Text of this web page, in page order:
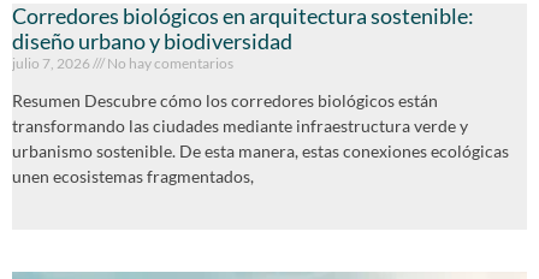
Corredores biológicos en arquitectura sostenible:
diseño urbano y biodiversidad
julio 7, 2026 No hay comentarios
Resumen Descubre cómo los corredores biológicos están
transformando las ciudades mediante infraestructura verde y
urbanismo sostenible. De esta manera, estas conexiones ecológicas
unen ecosistemas fragmentados,